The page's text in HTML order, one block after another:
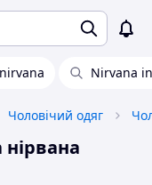
Nirvana
Чоловічий одяг